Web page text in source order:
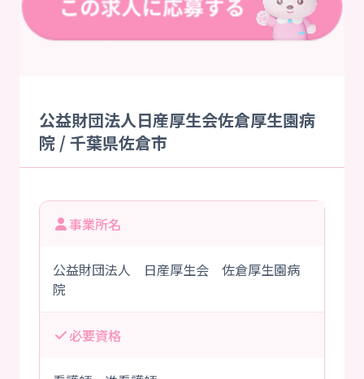
公益財団法人日産厚生会佐倉厚生園病
院 / 千葉県佐倉市
事業所名
公益財団法人 日産厚生会 佐倉厚生園病
院
必要資格